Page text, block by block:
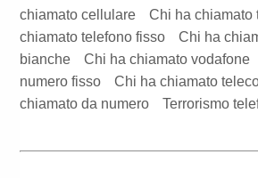
chiamato cellulare
Chi ha chiamato
chiamato telefono fisso
Chi ha
bianche
Chi ha chiamato vodafone
numero fisso
Chi ha chiamato
chiamato da numero
Terrorismo